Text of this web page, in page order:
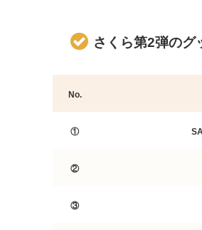
さくら第2弾のグ
No.
①
②
③